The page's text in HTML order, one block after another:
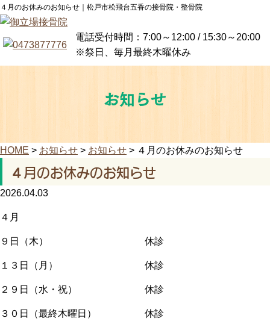
４月のお休みのお知らせ｜松戸市松飛台五香の接骨院・整骨院
電話受付時間：7:00～12:00 / 15:30～20:00
※祭日、毎月最終木曜休み
お知らせ
HOME > お知らせ > お知らせ > ４月のお休みのお知らせ
４月のお休みのお知らせ
2026.04.03
４月
９日（木） 休診
１３日（月） 休診
２９日（水・祝） 休診
３０日（最終木曜日） 休診